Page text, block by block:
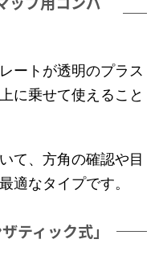
ートが透明のプラス
に乗せて使えること
て、方角の確認や目
適なタイプです。
ティック式」